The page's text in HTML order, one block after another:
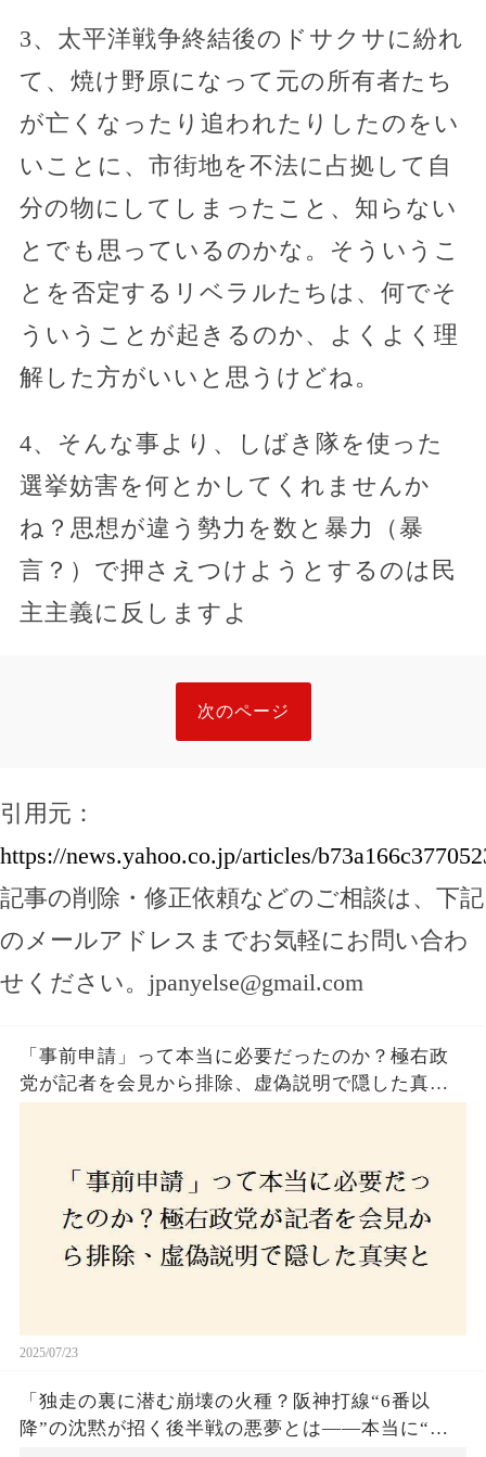
3、太平洋戦争終結後のドサクサに紛れ
て、焼け野原になって元の所有者たち
が亡くなったり追われたりしたのをい
いことに、市街地を不法に占拠して自
分の物にしてしまったこと、知らない
とでも思っているのかな。そういうこ
とを否定するリベラルたちは、何でそ
ういうことが起きるのか、よくよく理
解した方がいいと思うけどね。
4、そんな事より、しばき隊を使った
選挙妨害を何とかしてくれませんか
ね？思想が違う勢力を数と暴力（暴
言？）で押さえつけようとするのは民
主主義に反しますよ
次のページ
引用元：
https://news.yahoo.co.jp/articles/
記事の削除・修正依頼などのご相談は、下記
のメールアドレスまでお気軽にお問い合わ
せください。 jpanyelse@gmail.com
「事前申請」って本当に必要だったのか？極右政
党が記者を会見から排除、虚偽説明で隠した真実
2025/07/23
「独走の裏に潜む崩壊の火種？阪神打線“6番以
降”の沈黙が招く後半戦の悪夢とは——本当に“強